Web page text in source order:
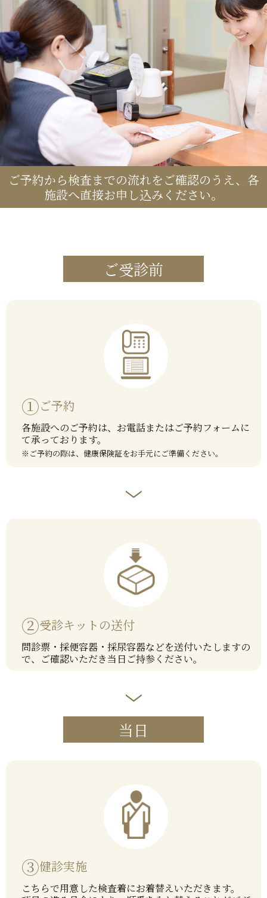
ご予約から検査までの流れをご確認のうえ、各
施設へ直接お申し込みください。
ご受診前
①ご予約
各施設へのご予約は、お電話またはご予約フォームに
て承っております。
※ご予約の際は、健康保険証をお手元にご準備ください。
②受診キットの送付
問診票・採便容器・採尿容器などを送付いたしますの
で、ご確認いただき当日ご持参ください。
当日
③健診実施
こちらで用意した検査着にお着替えいただきます。